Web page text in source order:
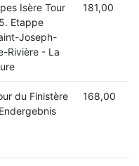
Isère Tour
Etappe
Joseph-
Rivière - La
181,00
du Finistère
168,00